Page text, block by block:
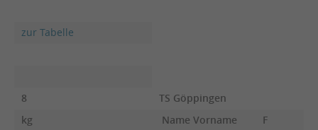
zur Tabelle
8
TS Göppingen
kg
Name Vorname F